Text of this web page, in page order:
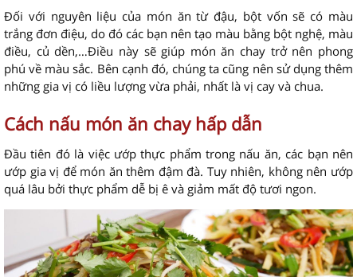
Đối với nguyên liệu của món ăn từ đậu, bột vốn sẽ có màu
trắng đơn điệu, do đó các bạn nên tạo màu bằng bột nghệ, màu
điều, củ dền,…Điều này sẽ giúp món ăn chay trở nên phong
phú về màu sắc. Bên cạnh đó, chúng ta cũng nên sử dụng thêm
những gia vị có liều lượng vừa phải, nhất là vị cay và chua.
Cách nấu món ăn chay hấp dẫn
Đầu tiên đó là việc ướp thực phẩm trong nấu ăn, các bạn nên
ướp gia vị để món ăn thêm đậm đà. Tuy nhiên, không nên ướp
quá lâu bởi thực phẩm dễ bị ê và giảm mất độ tươi ngon.